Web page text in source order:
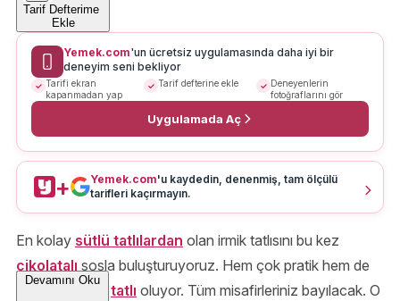
Tarif Defterime
Ekle
Yemek.com'un ücretsiz uygulamasında daha iyi bir
deneyim seni bekliyor
Tarifi ekran
kapanmadan yap
Tarif defterine ekle
Deneyenlerin
fotoğraflarını gör
Uygulamada Aç
+ Yemek.com'u kaydedin, denenmiş, tam ölçülü
tarifleri kaçırmayın.
En kolay sütlü tatlılardan olan irmik tatlısını bu kez
çikolatalı sosla buluşturuyoruz. Hem çok pratik hem de
tatlı oluyor. Tüm misafirleriniz bayılacak. O
Devamını Oku